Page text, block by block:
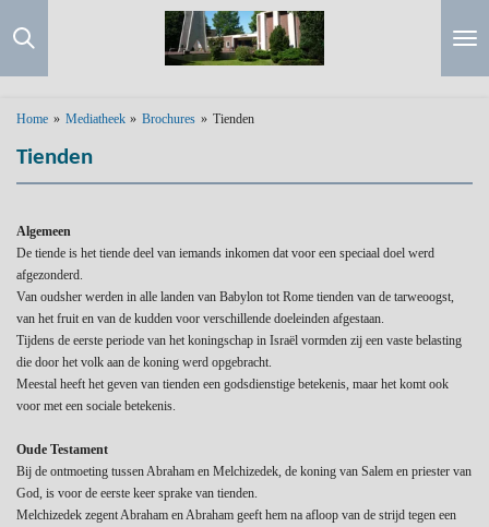
direct
Home » Mediatheek » Brochures » Tienden
Tienden
Algemeen
De tiende is het tiende deel van iemands inkomen dat voor een speciaal doel werd
afgezonderd.
Van oudsher werden in alle landen van Babylon tot Rome tienden van de tarweoogst,
van het fruit en van de kudden voor verschillende doeleinden afgestaan.
Tijdens de eerste periode van het koningschap in Israël vormden zij een vaste belasting
die door het volk aan de koning werd opgebracht.
Meestal heeft het geven van tienden een godsdienstige betekenis, maar het komt ook
voor met een sociale betekenis.
Oude Testament
Bij de ontmoeting tussen Abraham en Melchizedek, de koning van Salem en priester van
God, is voor de eerste keer sprake van tienden.
Melchizedek zegent Abraham en Abraham geeft hem na afloop van de strijd tegen een